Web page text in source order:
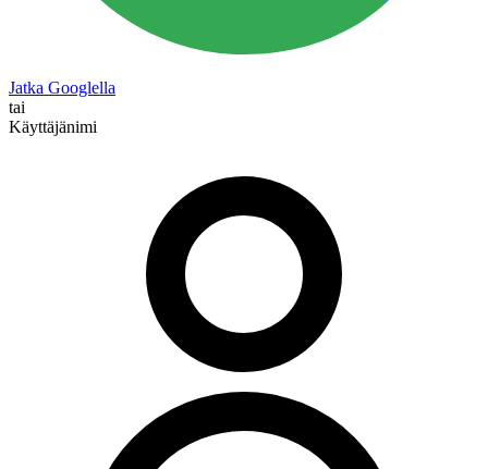
Jatka Googlella
tai
Käyttäjänimi